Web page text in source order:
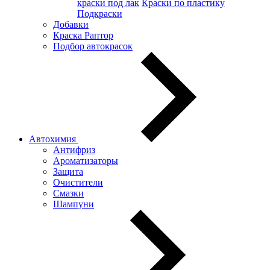
краски под лак Краски по пластику
Подкраски
Добавки
Краска Раптор
Подбор автокрасок
Автохимия
Антифриз
Ароматизаторы
Защита
Очистители
Смазки
Шампуни